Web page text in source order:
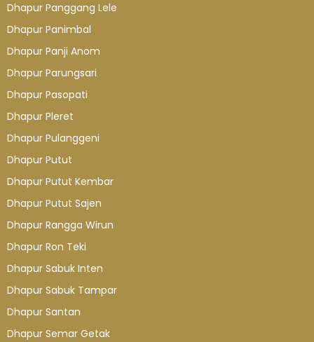
Dhapur Panggang Lele
Dhapur Panimbal
Dhapur Panji Anom
Dhapur Parungsari
Dhapur Pasopati
Dhapur Pleret
Dhapur Pulanggeni
Dhapur Putut
Dhapur Putut Kembar
Dhapur Putut Sajen
Dhapur Rangga Wirun
Dhapur Ron Teki
Dhapur Sabuk Inten
Dhapur Sabuk Tampar
Dhapur Santan
Dhapur Semar Getak